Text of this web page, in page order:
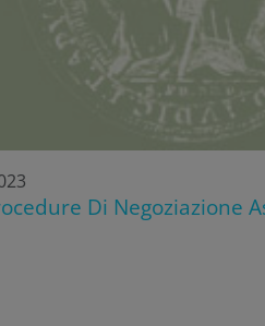
Di Negoziazione